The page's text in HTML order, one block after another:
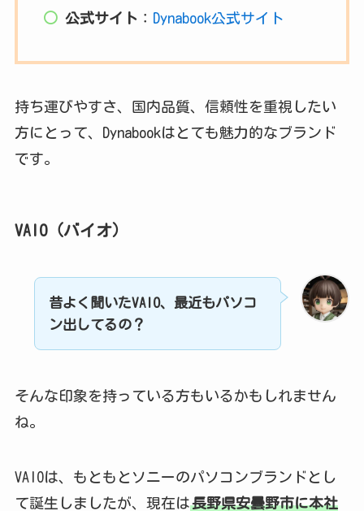
公式サイト ： Dynabook公式サイト
持ち運びやすさ、国内品質、信頼性を重視したい
方にとって、Dynabookはとても魅力的なブランド
です。
VAIO（バイオ）
昔よく聞いたVAIO、最近もパソコ
ン出してるの？
そんな印象を持っている方もいるかもしれません
ね。
VAIOは、もともとソニーのパソコンブランドとし
て誕生しましたが、現在は長野県安曇野市に本社